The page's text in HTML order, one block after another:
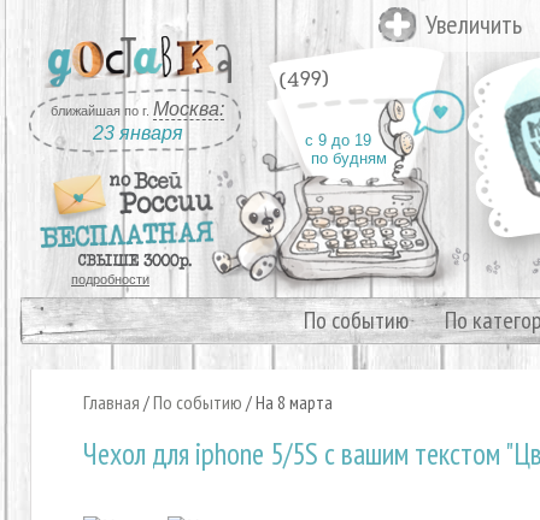
ближайшая по г. Москва:
23 января
подробности
(499)
с 9 до 19
по будням
По событию По
Главная /По событию /На 8 марта
Чехол для iphone 5/5S с вашим текстом
Увеличить